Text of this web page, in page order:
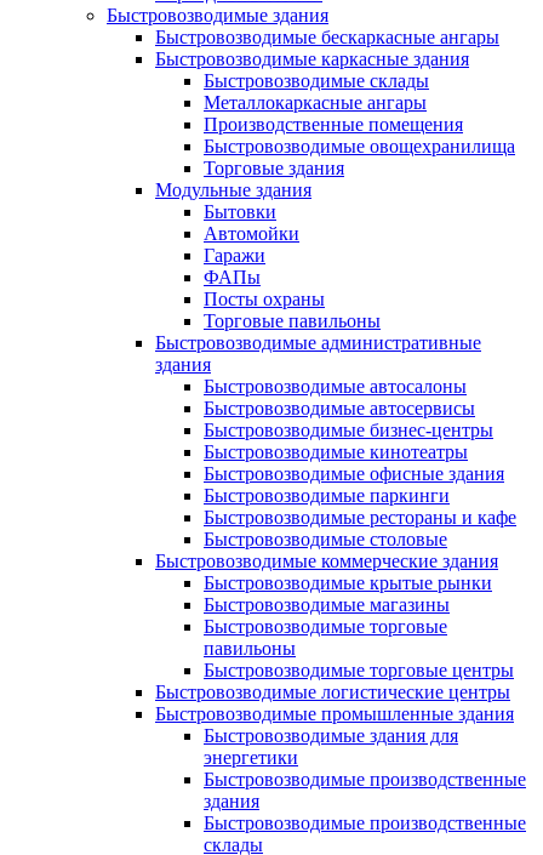
Быстровозводимые здания
Быстровозводимые бескаркасные ангары
Быстровозводимые каркасные здания
Быстровозводимые склады
Металлокаркасные ангары
Производственные помещения
Быстровозводимые овощехранилища
Торговые здания
Модульные здания
Бытовки
Автомойки
Гаражи
ФАПы
Посты охраны
Торговые павильоны
Быстровозводимые административные
здания
Быстровозводимые автосалоны
Быстровозводимые автосервисы
Быстровозводимые бизнес-центры
Быстровозводимые кинотеатры
Быстровозводимые офисные здания
Быстровозводимые паркинги
Быстровозводимые рестораны и кафе
Быстровозводимые столовые
Быстровозводимые коммерческие здания
Быстровозводимые крытые рынки
Быстровозводимые магазины
Быстровозводимые торговые
павильоны
Быстровозводимые торговые центры
Быстровозводимые логистические центры
Быстровозводимые промышленные здания
Быстровозводимые здания для
энергетики
Быстровозводимые производственные
здания
Быстровозводимые производственные
склады